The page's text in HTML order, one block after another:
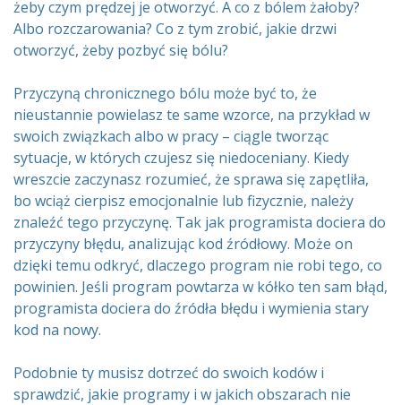
żeby czym prędzej je otworzyć. A co z bólem żałoby?
Albo rozczarowania? Co z tym zrobić, jakie drzwi
otworzyć, żeby pozbyć się bólu?
Przyczyną chronicznego bólu może być to, że
nieustannie powielasz te same wzorce, na przykład w
swoich związkach albo w pracy – ciągle tworząc
sytuacje, w których czujesz się niedoceniany. Kiedy
wreszcie zaczynasz rozumieć, że sprawa się zapętliła,
bo wciąż cierpisz emocjonalnie lub fizycznie, należy
znaleźć tego przyczynę. Tak jak programista dociera do
przyczyny błędu, analizując kod źródłowy. Może on
dzięki temu odkryć, dlaczego program nie robi tego, co
powinien. Jeśli program powtarza w kółko ten sam błąd,
programista dociera do źródła błędu i wymienia stary
kod na nowy.
Podobnie ty musisz dotrzeć do swoich kodów i
sprawdzić, jakie programy i w jakich obszarach nie